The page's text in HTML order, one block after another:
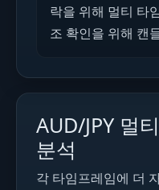
락을 위해 멀티 타
조 확인을 위해 캔
AUD/JPY 멀
분석
각 타임프레임에 더